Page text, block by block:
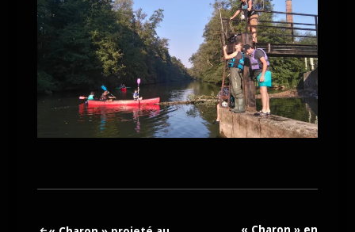
« Charon » en